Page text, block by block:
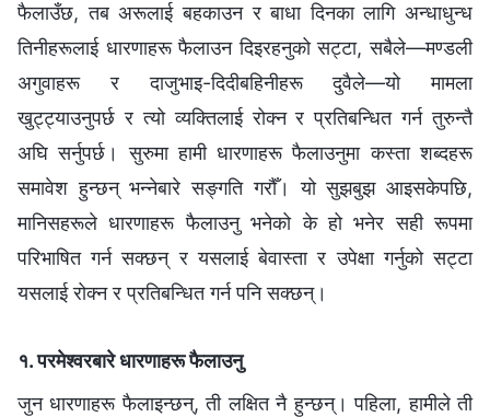
फैलाउँछ, तब अरूलाई बहकाउन र बाधा दिनका लागि अन्धाधुन्ध
तिनीहरूलाई धारणाहरू फैलाउन दिइरहनुको सट्टा, सबैले—मण्डली
अगुवाहरू र दाजुभाइ-दिदीबहिनीहरू दुवैले—यो मामला
खुट्ट्याउनुपर्छ र त्यो व्यक्तिलाई रोक्न र प्रतिबन्धित गर्न तुरुन्तै
अघि सर्नुपर्छ। सुरुमा हामी धारणाहरू फैलाउनुमा कस्ता शब्दहरू
समावेश हुन्छन् भन्‍नेबारे सङ्गति गरौँ। यो सुझबुझ आइसकेपछि,
मानिसहरूले धारणाहरू फैलाउनु भनेको के हो भनेर सही रूपमा
परिभाषित गर्न सक्छन् र यसलाई बेवास्ता र उपेक्षा गर्नुको सट्टा
यसलाई रोक्न र प्रतिबन्धित गर्न पनि सक्छन्।
१. परमेश्‍वरबारे धारणाहरू फैलाउनु
जुन धारणाहरू फैलाइन्छन्, ती लक्षित नै हुन्छन्। पहिला, हामीले ती